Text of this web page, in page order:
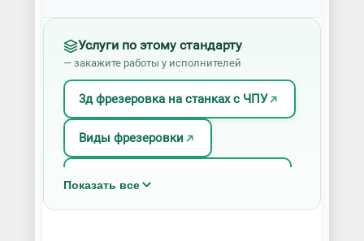
Услуги по этому стандарту
— закажите работы у исполнителей
3д фрезеровка на станках с ЧПУ
Виды фрезеровки
Показать все